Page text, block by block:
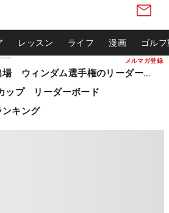
メルマガ登録
レッスン ライフ 漫画 ゴル
松山英樹ら出場 ウィンダム選手権のリーダーボード
ップ リーダーボード
ンキング